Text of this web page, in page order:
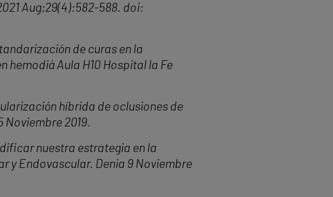
Aug;29(4):582-588. doi:
de curas en la
hemodiáAula H10 Hospital la Fe
híbrida de oclusiones de
2019.
nuestra estrategia en la
y Endovascular. Denia 9 Noviembre